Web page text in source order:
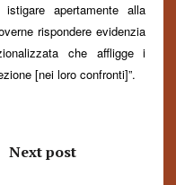
apertamente alla
rispondere evidenzia
che affligge i
[nei loro confronti]”.
Next post